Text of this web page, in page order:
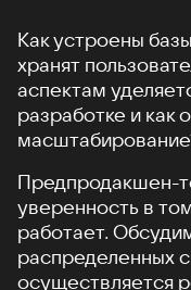
Как устроены
хранят
аспектам
разработке и как
Предпродакшен-
уверенность в
работает.
распределенных
осуществляется